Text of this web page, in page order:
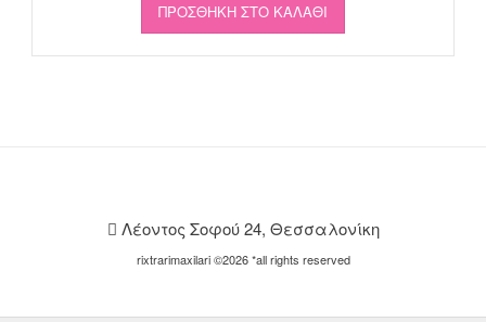
ΠΡΟΣΘΉΚΗ ΣΤΟ ΚΑΛΆΘΙ
Λέοντος Σοφού 24, Θεσσαλονίκη
rixtrarimaxilari ©2026 *all rights reserved